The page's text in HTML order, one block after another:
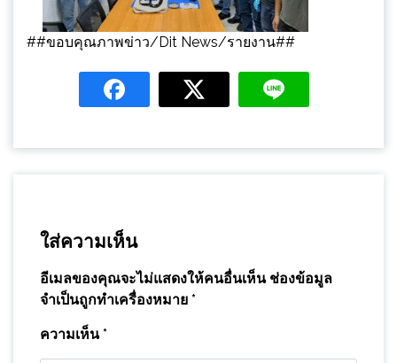
##ขอบคุณภาพข่าว/Dit News/รายงาน##
ใส่ความเห็น
อีเมลของคุณจะไม่แสดงให้คนอื่นเห็น ช่องข้อมูล
จำเป็นถูกทำเครื่องหมาย *
ความเห็น*